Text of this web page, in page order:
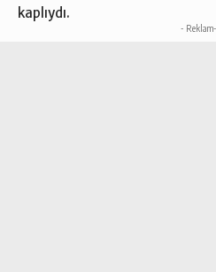
kaplıydı.
- Reklam-